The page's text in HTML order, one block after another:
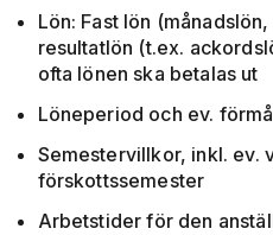
Lön: Fast lön
resultatlön (t.ex.
ofta lönen ska betalas ut
Löneperiod och ev.
Semestervillkor, inkl. ev.
förskottssemester
Arbetstider för den